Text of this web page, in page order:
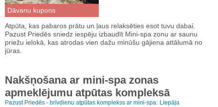
Dāvanu kupons
Atpūta, kas pabaros prātu un ļaus relaksēties esot tuvu dabai.
Pazust Priedēs sniedz iespēju izbaudīt Mini-spa zonu ar saunu
priežu ielokā, kas atrodas vien dažu minūšu gājiena attālumā no
jūras.
Nakšņošana ar mini-spa zonas
apmeklējumu atpūtas kompleksā
Pazust Priedēs - brīvdienu atpūtas komplekss ar mini-spa: Liepāja